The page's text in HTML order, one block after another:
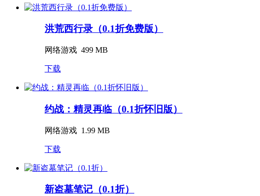
洪荒西行录（0.1折免费版）
网络游戏 499 MB
下载
约战：精灵再临（0.1折怀旧版）
网络游戏 1.99 MB
下载
新盗墓笔记（0.1折）